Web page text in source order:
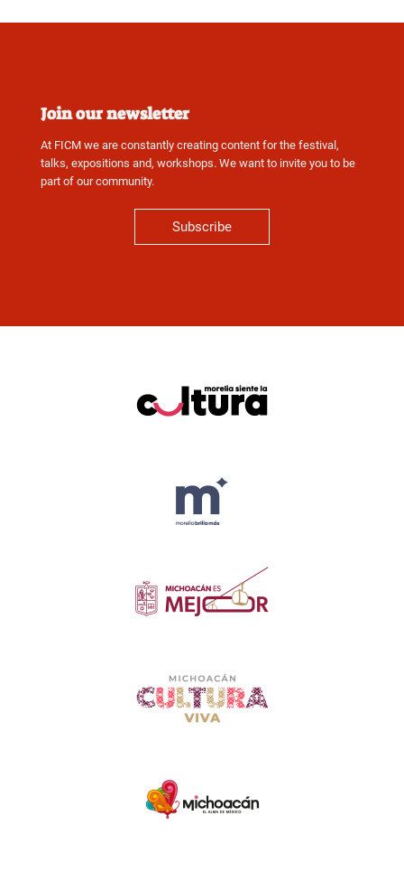
Join our newsletter
At FICM we are constantly creating content for the festival,
talks, expositions and, workshops. We want to invite you to be
part of our community.
Subscribe